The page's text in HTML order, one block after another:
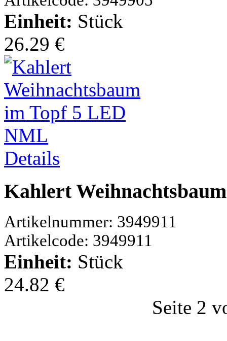
Einheit: Stück
26.29 €
Details
Kahlert
Artikelnummer: 3949911
Artikelcode: 3949911
Einheit: Stück
24.82 €
Seite 2